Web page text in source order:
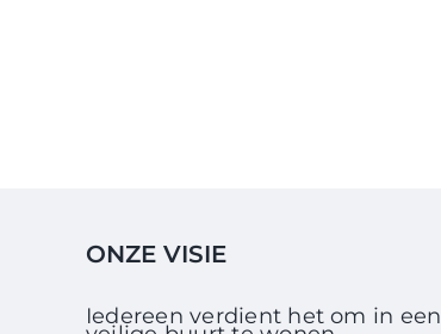
ONZE VISIE
Iedereen verdient het om in een